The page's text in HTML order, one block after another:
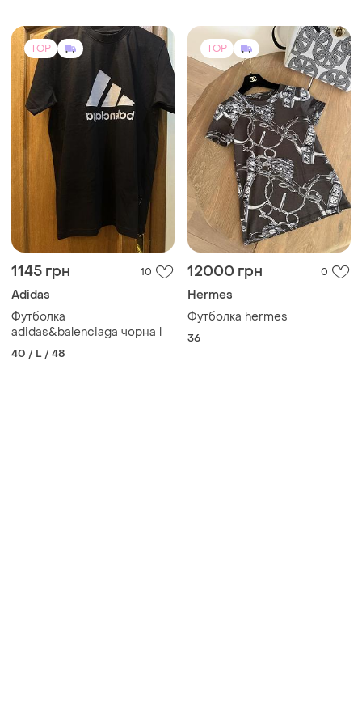
TOP
1145 грн 10
Adidas
Футболка
adidas&balenciaga чорна l
40 / L / 48
TOP
12000 грн 0
Hermes
Футболка hermes
36